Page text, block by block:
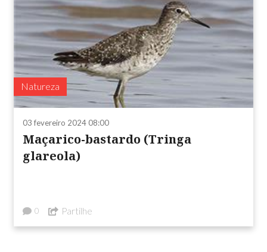
Natureza
03 fevereiro 2024 08:00
Maçarico-bastardo (Tringa
glareola)
0 Partilhe